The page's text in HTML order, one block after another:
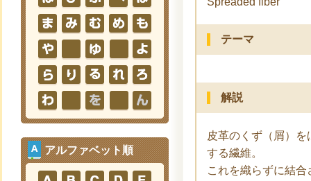
アルファベット順
テーマ
解説
皮革のくず（屑）
する繊維。
これを織らずに結